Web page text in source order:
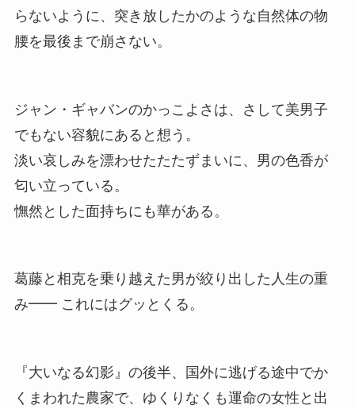
らないように、突き放したかのような自然体の物
腰を最後まで崩さない。
ジャン・ギャバンのかっこよさは、さして美男子
でもない容貌にあると想う。
淡い哀しみを漂わせたたたずまいに、男の色香が
匂い立っている。
憮然とした面持ちにも華がある。
葛藤と相克を乗り越えた男が絞り出した人生の重
み━━ これにはグッとくる。
『大いなる幻影』の後半、国外に逃げる途中でか
くまわれた農家で、ゆくりなくも運命の女性と出